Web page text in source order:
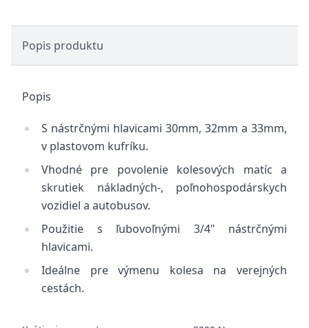
Popis produktu
Popis
S nástrčnými hlavicami 30mm, 32mm a 33mm,
v plastovom kufríku.
Vhodné pre povolenie kolesových matíc a
skrutiek nákladných-, poľnohospodárskych
vozidiel a autobusov.
Použitie s ľubovoľnými 3/4" nástrčnými
hlavicami.
Ideálne pre výmenu kolesa na verejných
cestách.